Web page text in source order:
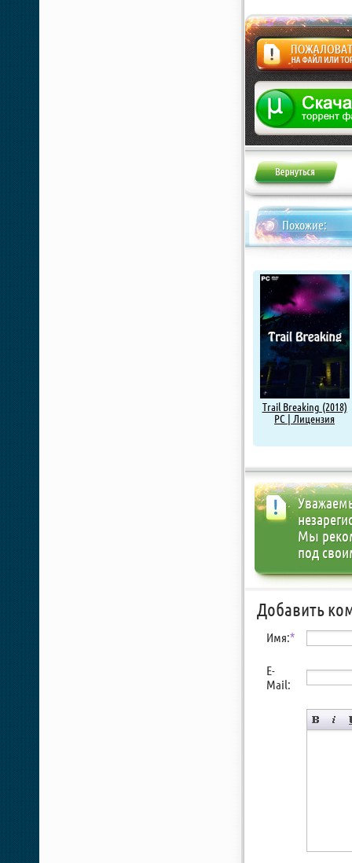
Жалоба
Похожие:
Trail Breaking (2018)
PC | Лицензия
Мы
под
Добавить
Имя:*
E-
Mail: